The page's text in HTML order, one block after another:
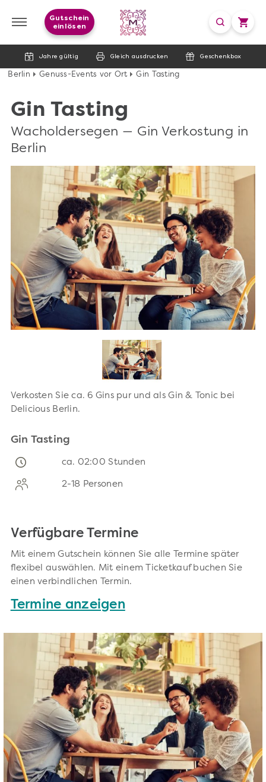
Jahre gültig Gleich ausdrucken Geschenkbox
Gutschein
einlösen
Berlin Genuss-Events vor Ort Gin Tasting
Gin Tasting
Wacholdersegen — Gin Verkostung in
Berlin
Verkosten Sie ca. 6 Gins pur und als Gin & Tonic bei
Delicious Berlin.
Gin Tasting
ca. 02:00 Stunden
2-18 Personen
Verfügbare Termine
Mit einem Gutschein können Sie alle Termine später
flexibel auswählen. Mit einem Ticketkauf buchen Sie
einen verbindlichen Termin.
Termine anzeigen